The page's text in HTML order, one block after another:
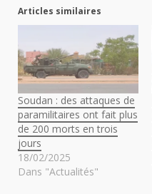
Articles similaires
Soudan : des attaques de
paramilitaires ont fait plus
de 200 morts en trois
jours
18/02/2025
Dans "Actualités"